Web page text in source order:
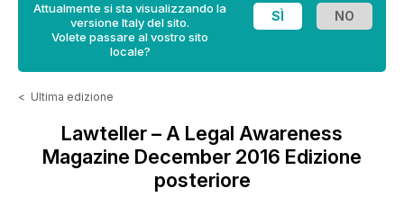
Attualmente si sta visualizzando la
versione Italy del sito.
Volete passare al vostro sito
locale?
< Ultima edizione
Lawteller – A Legal Awareness
Magazine December 2016 Edizione
posteriore